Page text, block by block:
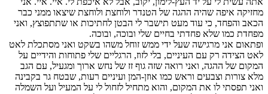
מחזיקה איפה שהיה ההגה של הטנדר ולוחצת ולוחצת שיצאו ממני כבר
הכאב והפחד, כי עוד מעט תישבר לי הבטן לחתיכות או שתתפוצץ, ואני
מפחדת כמו שלא פחדתי בחיים שלי ובוכה, ובוכה.
ופתאום אני מרגישה שעל ידי ממש זוחל משהו בשקט ואני מסתכלת לאט
לאט הצידה רק עם העיניים, בלי לזוז, הרגליים שלי פתוחות והידיים על
המקום של ההגה, ואני רואה שזה גוף זז של נחש ארוך ומגעיל, עם הגב
מלא צורות וצבעים וראש כמו אוזן-המן ועיניים רעות, שבטח גר בקבינה
ואני תפסתי לו את המקום, והוא מתחיל לזחול לי על המעיל ועל השמלה